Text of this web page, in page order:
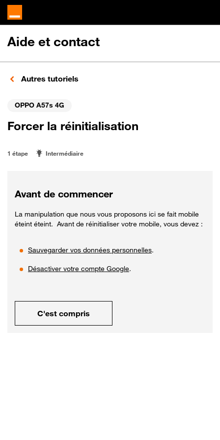
Aide et contact
Autres tutoriels
OPPO A57s 4G
Forcer la réinitialisation
1 étape Intermédiaire
Avant de commencer
La manipulation que nous vous proposons ici se fait mobile
éteint éteint. Avant de réinitialiser votre mobile, vous devez :
Sauvegarder vos données personnelles.
Désactiver votre compte Google.
C'est compris